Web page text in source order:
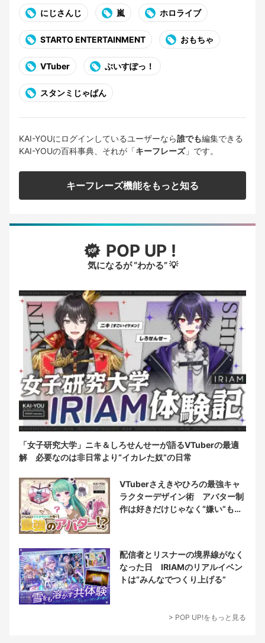
にじさんじ 嵐 ホロライブ
STARTO ENTERTAINMENT おもちゃ
VTuber ぶいすぽっ！
スタンミじゃぱん
KAI-YOUにログインしているユーザーなら誰でも編集できる
KAI-YOUの百科事典、それが「キーフレーズ」です。
キーフレーズ機能をもっと知る
POP UP !
気になるが “わかる” 💡
「女子研究大学」ニキ＆しろせんせーが語るVTuberの最適
解 必要なのは非日常より“イカレた奴”の日常
VTuberさえきやひろの最強キャ
ラクターデザイン術 アバター制
作は好きだけじゃなく“嫌い”もブ
配信者とリスナーの境界線がなく
なった日 IRIAMのリアルイベン
トは“みんなでつくり上げる”
> POP UP!をもっと見る